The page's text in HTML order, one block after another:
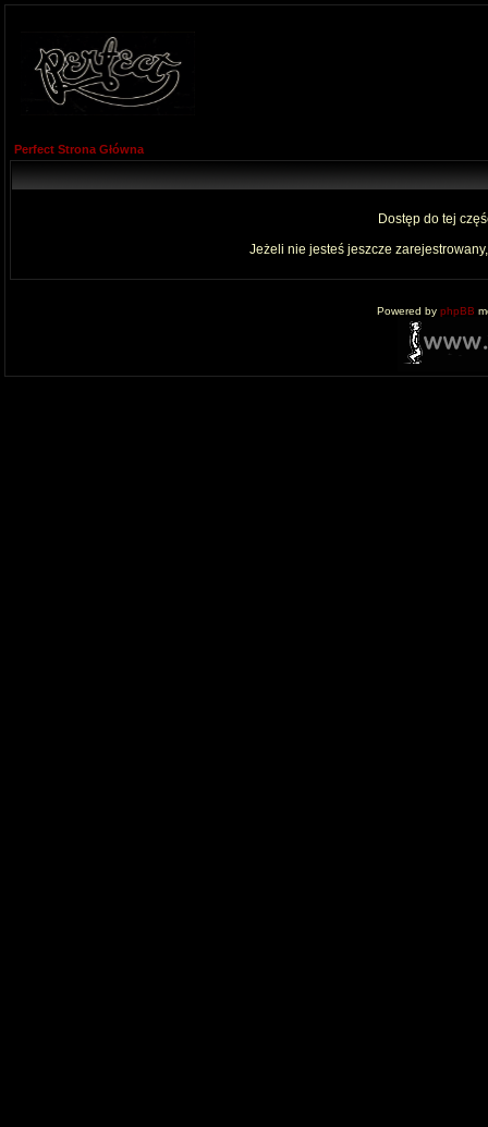
Perfect Strona Główna
Dostęp do tej
Jeżeli nie jesteś jeszcze
Powered by phpBB